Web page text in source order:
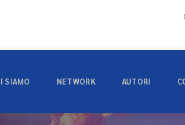
SIAMO NETWORK AUTORI